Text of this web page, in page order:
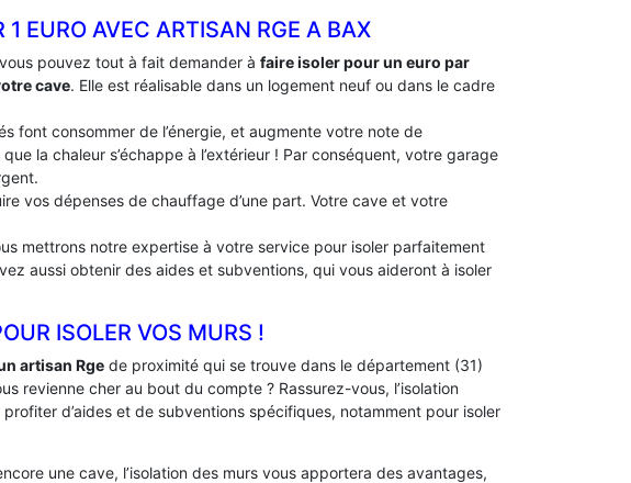
EURO AVEC ARTISAN RGE A BAX
pouvez tout à fait demander à faire isoler pour un euro par
cave. Elle est réalisable dans un logement neuf ou dans le cadre
font consommer de l’énergie, et augmente votre note de
la chaleur s’échappe à l’extérieur ! Par conséquent, votre garage
vos dépenses de chauffage d’une part. Votre cave et votre
mettrons notre expertise à votre service pour isoler parfaitement
aussi obtenir des aides et subventions, qui vous aideront à isoler
ISOLER VOS MURS !
artisan Rge de proximité qui se trouve dans le département (31)
revienne cher au bout du compte ? Rassurez-vous, l’isolation
d’aides et de subventions spécifiques, notamment pour isoler
une cave, l’isolation des murs vous apportera des avantages,